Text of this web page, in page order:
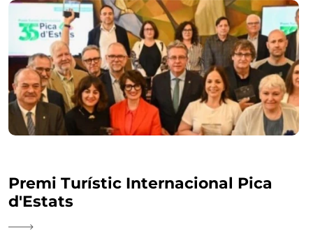
Premi Turístic Internacional Pica
d'Estats